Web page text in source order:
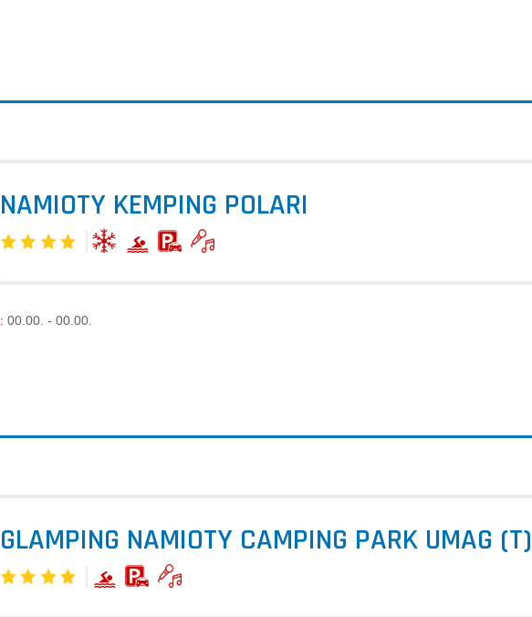
NAMIOTY KEMPING POLARI
:00.00. - 00.00.
GLAMPING NAMIOTY CAMPING PARK UMAG (T)